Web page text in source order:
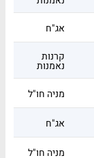
אג"ח
קרנות
נאמנות
מניה חו"ל
אג"ח
מניה חו"ל